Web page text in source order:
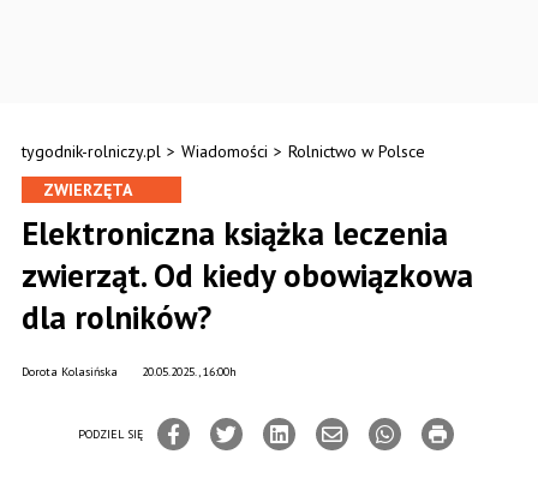
tygodnik-rolniczy.pl > Wiadomości > Rolnictwo w Polsce
ZWIERZĘTA
Elektroniczna książka leczenia
zwierząt. Od kiedy obowiązkowa
dla rolników?
20.05.2025., 16:00h
Dorota Kolasińska
PODZIEL SIĘ